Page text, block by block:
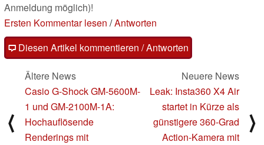
Anmeldung möglich)!
Ersten Kommentar lesen /Antworten
Diesen Artikel kommentieren / Antworten
⟨
Ältere News
Casio G-Shock GM-5600M-
1 und GM-2100M-1A:
Hochauflösende
Renderings mit
Neuere News
Leak: Insta360 X4 Air
startet in Kürze als
günstigere 360-Grad
Action-Kamera mit
⟩